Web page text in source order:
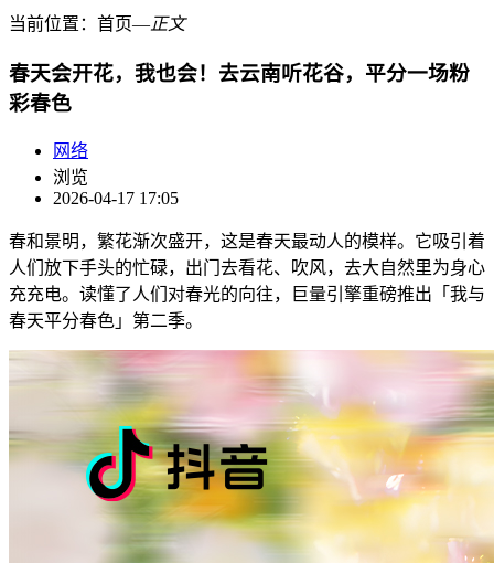
当前位置： 首页―正文
春天会开花，我也会！去云南听花谷，平分一场粉
彩春色
网络
浏览
2026-04-17 17:05
春和景明，繁花渐次盛开，这是春天最动人的模样。它吸引着
人们放下手头的忙碌，出门去看花、吹风，去大自然里为身心
充充电。读懂了人们对春光的向往，巨量引擎重磅推出「我与
春天平分春色」第二季。